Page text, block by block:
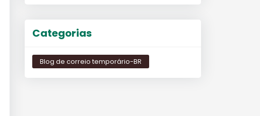
Categorias
Blog de correio temporário-BR